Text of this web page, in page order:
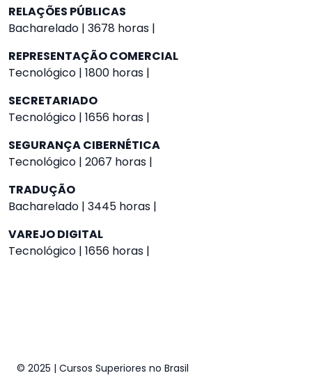
RELAÇÕES PÚBLICAS
Bacharelado | 3678 horas |
REPRESENTAÇÃO COMERCIAL
Tecnológico | 1800 horas |
SECRETARIADO
Tecnológico | 1656 horas |
SEGURANÇA CIBERNÉTICA
Tecnológico | 2067 horas |
TRADUÇÃO
Bacharelado | 3445 horas |
VAREJO DIGITAL
Tecnológico | 1656 horas |
© 2025 | Cursos Superiores no Brasil